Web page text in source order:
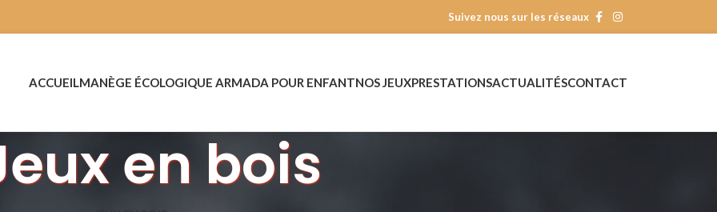
Suivez nous sur les réseaux
ACCUEIL MANÈGE ÉCOLOGIQUE ARMADA POUR ENFANTNOS JEUXPRESTATIONSACTUALITÉSCONTACT
en bois